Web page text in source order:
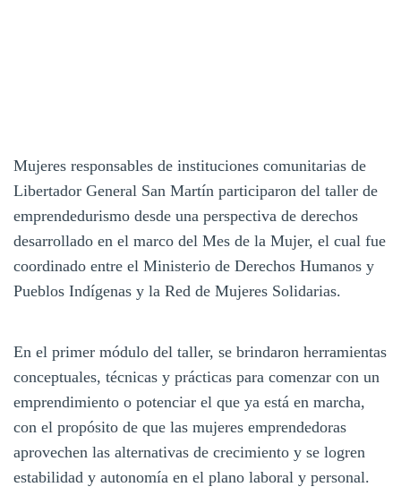
Mujeres responsables de instituciones comunitarias de
Libertador General San Martín participaron del taller de
emprendedurismo desde una perspectiva de derechos
desarrollado en el marco del Mes de la Mujer, el cual fue
coordinado entre el Ministerio de Derechos Humanos y
Pueblos Indígenas y la Red de Mujeres Solidarias.
En el primer módulo del taller, se brindaron herramientas
conceptuales, técnicas y prácticas para comenzar con un
emprendimiento o potenciar el que ya está en marcha,
con el propósito de que las mujeres emprendedoras
aprovechen las alternativas de crecimiento y se logren
estabilidad y autonomía en el plano laboral y personal.